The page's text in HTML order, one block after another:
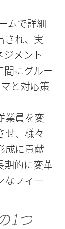
ムで詳細
され、実
メント
間にグルー
と対応策
業員を変
せ、様々
成に貢献
期的に変革
なフィー
1つ